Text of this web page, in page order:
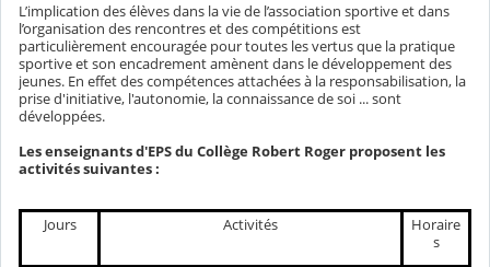
L’implication des élèves dans la vie de l’association sportive et dans
l’organisation des rencontres et des compétitions est
particulièrement encouragée pour toutes les vertus que la pratique
sportive et son encadrement amènent dans le développement des
jeunes. En effet des compétences attachées à la responsabilisation, la
prise d'initiative, l'autonomie, la connaissance de soi ... sont
développées.
Les enseignants d'EPS du Collège Robert Roger proposent les
activités suivantes :
Jours Activités
Horaire
s